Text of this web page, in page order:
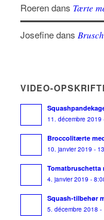
Roerendans Tærte
Josefinedans
VIDEO-
11. décembre 2019
Broccolitærte
10. janvier 2019 -
Tomatbruschetta
4. janvier 2019 -
Squash-tilbehør
5. décembre 2018 -